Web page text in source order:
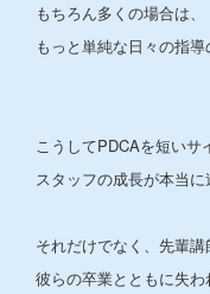
もちろん多くの場合は、
もっと単純な日々の指導
こうしてPDCAを短いサ
スタッフの成長が本当に
それだけでなく、先輩講
彼らの卒業とともに失わ